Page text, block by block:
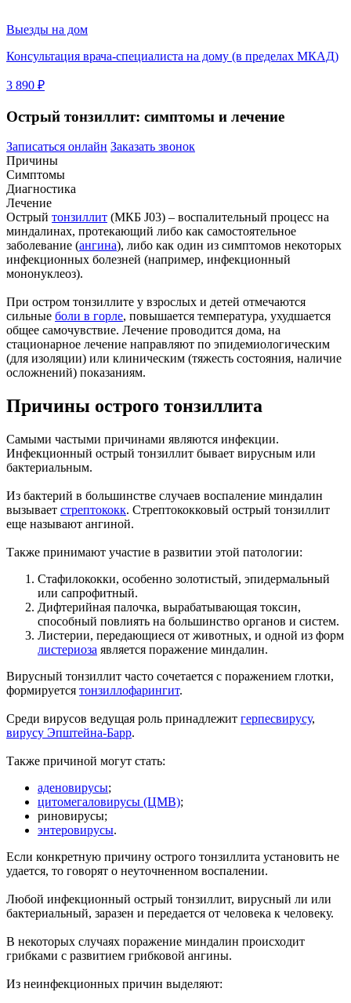
Выезды на дом
Консультация врача-специалиста на дому (в пределах МКАД)
3 890 ₽
Острый тонзиллит: симптомы и лечение
Записаться онлайн Заказать звонок
Причины
Симптомы
Диагностика
Лечение
Острый тонзиллит (МКБ J03) – воспалительный процесс на
миндалинах, протекающий либо как самостоятельное
заболевание (ангина), либо как один из симптомов некоторых
инфекционных болезней (например, инфекционный
мононуклеоз).
При остром тонзиллите у взрослых и детей отмечаются
сильные боли в горле, повышается температура, ухудшается
общее самочувствие. Лечение проводится дома, на
стационарное лечение направляют по эпидемиологическим
(для изоляции) или клиническим (тяжесть состояния, наличие
осложнений) показаниям.
Причины острого тонзиллита
Самыми частыми причинами являются инфекции.
Инфекционный острый тонзиллит бывает вирусным или
бактериальным.
Из бактерий в большинстве случаев воспаление миндалин
вызывает стрептококк. Стрептококковый острый тонзиллит
еще называют ангиной.
Также принимают участие в развитии этой патологии:
Стафилококки, особенно золотистый, эпидермальный
или сапрофитный.
Дифтерийная палочка, вырабатывающая токсин,
способный повлиять на большинство органов и систем.
Листерии, передающиеся от животных, и одной из форм
листериоза является поражение миндалин.
Вирусный тонзиллит часто сочетается с поражением глотки,
формируется тонзиллофарингит.
Среди вирусов ведущая роль принадлежит герпесвирусу,
вирусу Эпштейна-Барр.
Также причиной могут стать:
аденовирусы;
цитомегаловирусы (ЦМВ);
риновирусы;
энтеровирусы.
Если конкретную причину острого тонзиллита установить не
удается, то говорят о неуточненном воспалении.
Любой инфекционный острый тонзиллит, вирусный ли или
бактериальный, заразен и передается от человека к человеку.
В некоторых случаях поражение миндалин происходит
грибками с развитием грибковой ангины.
Из неинфекционных причин выделяют: